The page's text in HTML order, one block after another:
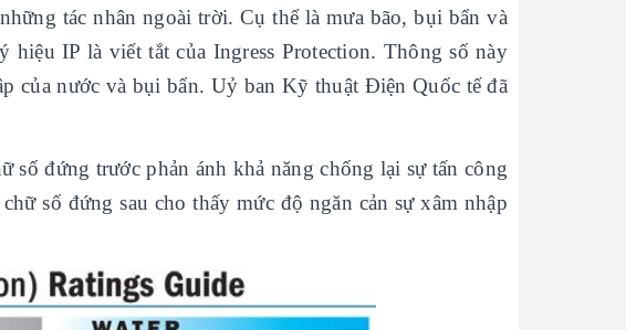
tác nhân ngoài trời. Cụ thể là mưa bão, bụi bẩn và
IP là viết tắt của Ingress Protection. Thông số này
của nước và bụi bẩn. Uỷ ban Kỹ thuật Điện Quốc tế đã
số đứng trước phản ánh khả năng chống lại sự tấn công
số đứng sau cho thấy mức độ ngăn cản sự xâm nhập